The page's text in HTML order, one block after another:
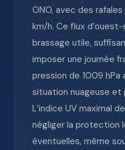
ONO, avec des
km/h. Ce flux
brassage utile,
imposer une journée
pression de 1009
situation nuageuse
L’indice UV maximal
négliger la protection
éventuelles, même